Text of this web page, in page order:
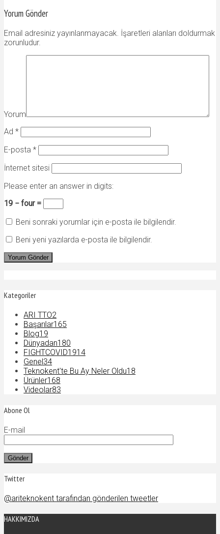
Yorum Gönder
Email adresiniz yayınlanmayacak. İşaretleri alanları doldurmak
zorunludur.
Yorum
Ad *
E-posta *
İnternet sitesi
Please enter an answer in digits:
19 − four =
Beni sonraki yorumlar için e-posta ile bilgilendir.
Beni yeni yazılarda e-posta ile bilgilendir.
Kategoriler
ARI TTO2
Başarılar165
Blog19
Dünyadan180
FIGHTCOVID1914
Genel 34
Teknokent'te Bu Ay Neler Oldu18
Ürünler168
Videolar83
Abone Ol
E-mail
Twitter
@ariteknokent tarafından gönderilen tweetler
HAKKIMIZDA